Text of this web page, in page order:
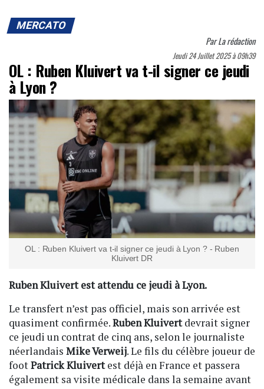
MERCATO
ParLa rédaction
Jeudi 24 Juillet 2025 à 09h39
OL : Ruben Kluivert va t-il signer ce jeudi
à Lyon ?
OL : Ruben Kluivert va t-il signer ce jeudi à Lyon ? - Ruben
Kluivert DR
Ruben Kluivert est attendu ce jeudi à Lyon.
Le transfert n’est pas officiel, mais son arrivée est
quasiment confirmée.Ruben Kluivertdevrait signer
ce jeudi un contrat de cinq ans, selon le journaliste
néerlandais Mike Verweij. Le fils du célèbre joueur de
footPatrick Kluivertest déjà en France et passera
également sa visite médicale dans la semaine avant